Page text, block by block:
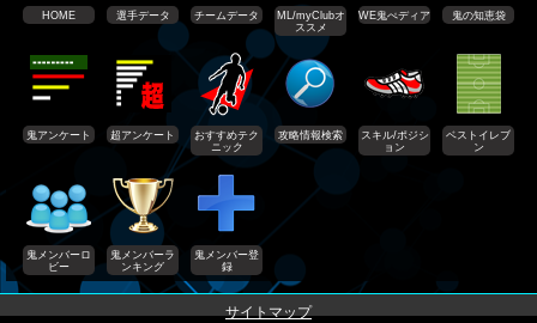
HOME 選手データ チームデータ
ML/myClubオ
ススメ
WE鬼ぺディア 鬼の知恵袋
鬼アンケート 超アンケート
おすすめテク
ニック
攻略情報検索
スキル/ポジシ
ョン
ベストイレブ
ン
鬼メンバーロ
ビー
鬼メンバーラ
ンキング
鬼メンバー登
録
サイトマップ